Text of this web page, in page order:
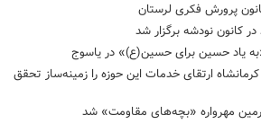
پرورش فکری لرستان
کانون نودشه برگزار شد
یاد حسین برای حسین(ع)» در یاسوج
ارتقای خدمات این حوزه را زمینه‌ساز تحقق
مهرواره «بچه‌های مقاومت» شد